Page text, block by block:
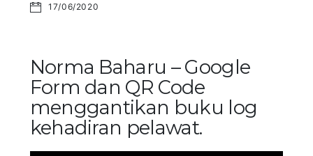
17/06/2020
Norma Baharu – Google
Form dan QR Code
menggantikan buku log
kehadiran pelawat.